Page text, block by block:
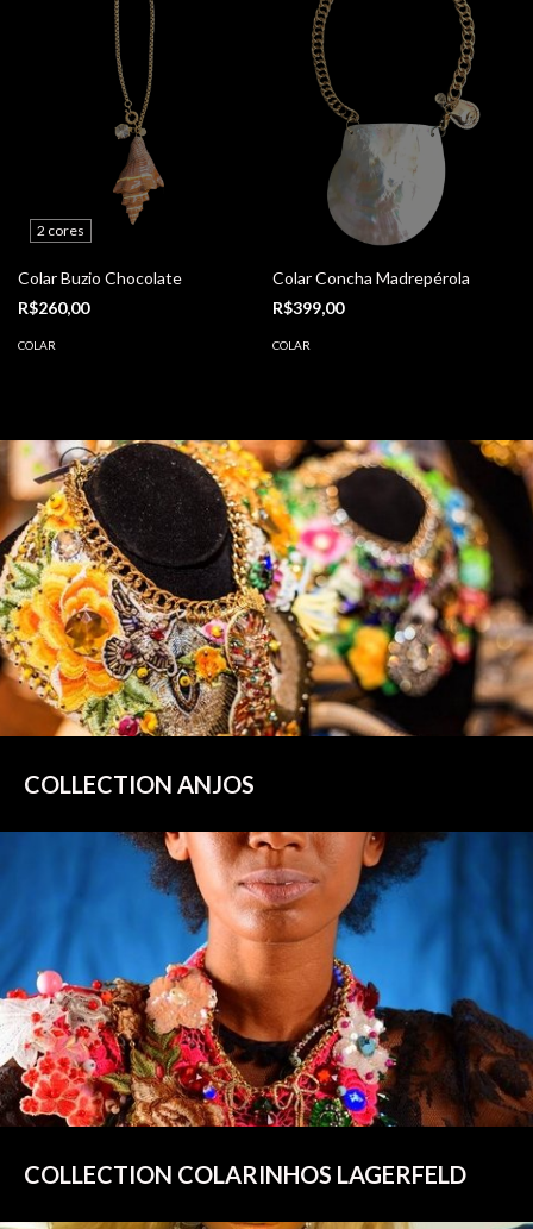
2 cores
Colar Buzio Chocolate
R$260,00
COLAR
Colar Concha Madrepérola
R$399,00
COLAR
COLLECTION ANJOS
COLLECTION COLARINHOS LAGERFELD